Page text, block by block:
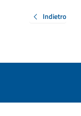
Indietro